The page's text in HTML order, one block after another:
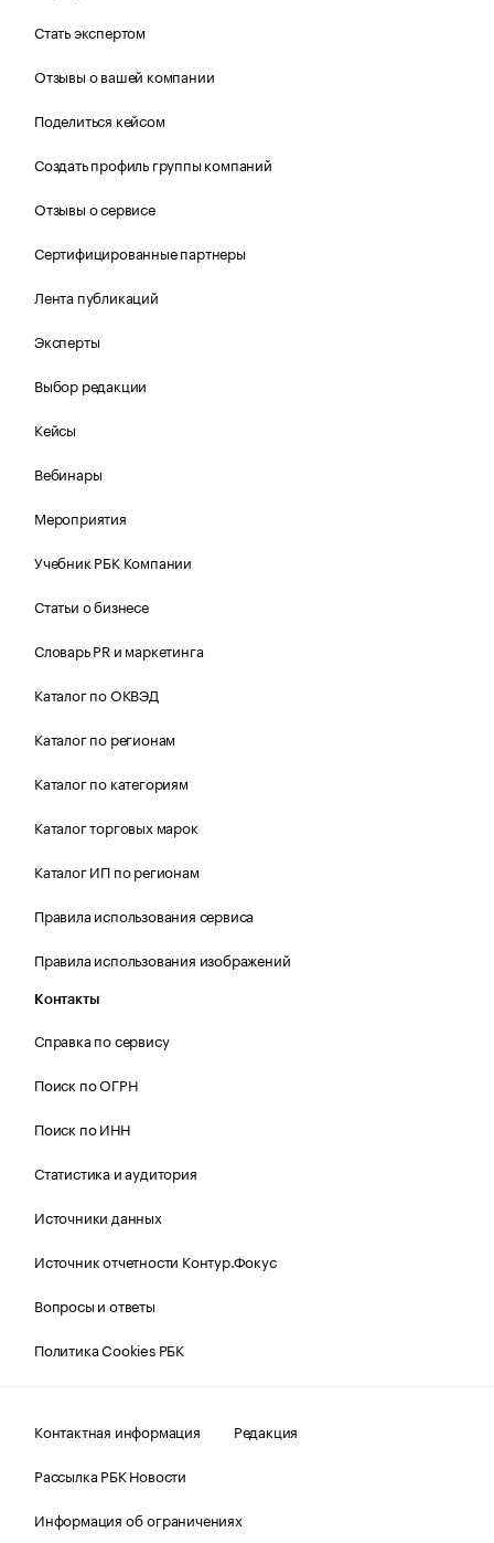
Стать экспертом
Отзывы о вашей компании
Поделиться кейсом
Создать профиль группы компаний
Отзывы о сервисе
Сертифицированные партнеры
Лента публикаций
Эксперты
Выбор редакции
Кейсы
Вебинары
Мероприятия
Учебник РБК Компании
Статьи о бизнесе
Словарь PR и маркетинга
Каталог по ОКВЭД
Каталог по регионам
Каталог по категориям
Каталог торговых марок
Каталог ИП по регионам
Правила использования сервиса
Правила использования изображений
Контакты
Справка по сервису
Поиск по ОГРН
Поиск по ИНН
Статистика и аудитория
Источники данных
Источник отчетности Контур.Фокус
Вопросы и ответы
Политика Cookies РБК
Контактная информация
Редакция
Рассылка РБК Новости
Информация об ограничениях